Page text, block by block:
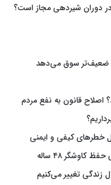
دوران شیردهی مجاز است؟
ضعیف‌تر سوق می‌دهد
اصلاح قانون به نفع مردم
زندگی تغییر می‌کنیم